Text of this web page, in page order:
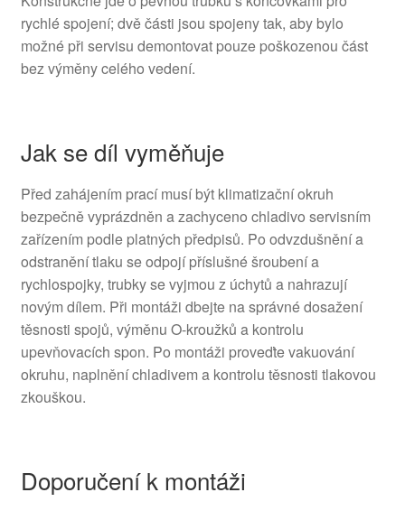
rychlé spojení; dvě části jsou spojeny tak, aby bylo
možné při servisu demontovat pouze poškozenou část
bez výměny celého vedení.
Jak se díl vyměňuje
Před zahájením prací musí být klimatizační okruh
bezpečně vyprázdněn a zachyceno chladivo servisním
zařízením podle platných předpisů. Po odvzdušnění a
odstranění tlaku se odpojí příslušné šroubení a
rychlospojky, trubky se vyjmou z úchytů a nahrazují
novým dílem. Při montáži dbejte na správné dosažení
těsnosti spojů, výměnu O-kroužků a kontrolu
upevňovacích spon. Po montáži proveďte vakuování
okruhu, naplnění chladivem a kontrolu těsnosti tlakovou
zkouškou.
Doporučení k montáži